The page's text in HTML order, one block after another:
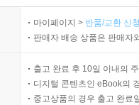
마이페이지 > 반품/교환 신
판매자 배송 상품은 판매자
출고 완료 후 10일 이내의
디지털 콘텐츠인 eBook의
중고상품의 경우 출고 완료